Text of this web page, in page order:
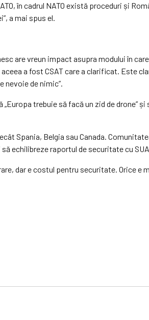
în cadrul NATO există proceduri și
a mai spus el.
are vreun impact asupra modului în
a fost CSAT care a clarificat. Este
nevoie de nimic”.
trebuie să facă un zid de drone”
Spania, Belgia sau Canada.
echilibreze raportul de securitate cu
dar e costul pentru securitate. Orice e